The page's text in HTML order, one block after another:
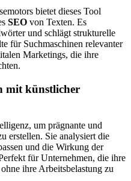
bietet dieses Tool
SEO von Texten. Es
und schlägt strukturelle
für Suchmaschinen relevanter
Marketings, die ihre
mit künstlicher
um prägnante und
erstellen. Sie analysiert die
und die Wirkung der
für Unternehmen, die ihre
ihre Arbeitsbelastung zu